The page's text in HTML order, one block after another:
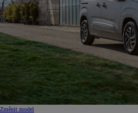
Změnit model